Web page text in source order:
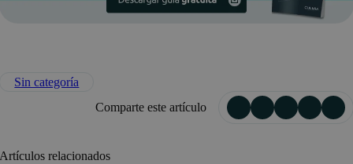
Sin categoría
Comparte este artículo
Artículos relacionados